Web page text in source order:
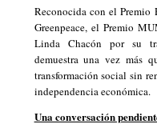
Reconocida con el Premio
Greenpeace, el Premio
Linda Chacón por su
demuestra una vez más
transformación social sin
independencia económica.
Una conversación